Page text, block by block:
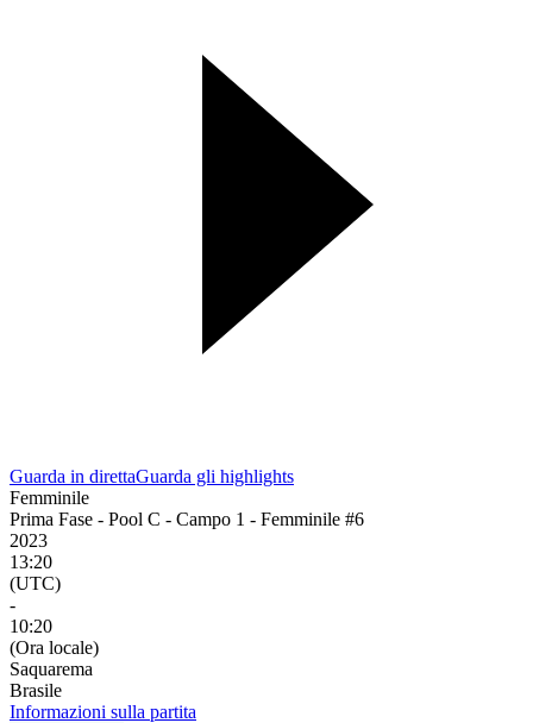
Guarda in direttaGuarda gli highlights
Femminile
Prima Fase - Pool C - Campo 1 - Femminile #6
2023
13:20
(UTC)
-
10:20
(Ora locale)
Saquarema
Brasile
Informazioni sulla partita